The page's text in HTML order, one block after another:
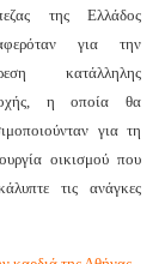
της Ελλάδος
για την
κατάλληλης
η οποία θα
για τη
οικισμού που
τις ανάγκες